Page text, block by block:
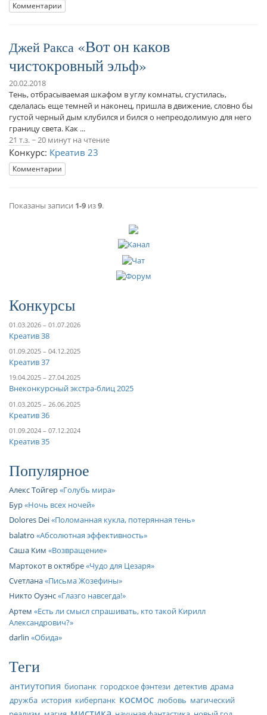
Комментарии
Джей Ракса
Вот он каков
чистокровный эльф
20.02.2018
Тень, отбрасываемая шкафом в углу комнаты, сгустилась,
сделалась еще темней и наконец, пришла в движение, словно бы
густой черный дым клубился и бился о непреодолимую для него
границу света. Как ...
21 т.з.~ 20 минут на чтение
Конкурс: Креатив 23
Комментарии
Показаны записи 1-9 из9.
Конкурсы
01.03.2026 – 01.07.2026
Креатив 38
01.09.2025 – 04.12.2025
Креатив 37
19.04.2025 – 27.04.2025
Внеконкурсный экстра-блиц 2025
01.03.2025 – 26.06.2025
Креатив 36
01.09.2024 – 07.12.2024
Креатив 35
Популярное
Алекс Тойгер Голубь мира
Бур Ночь всех ночей
Dolores Dei Поломанная кукла, потерянная тень
balatro Абсолютная эффективность
Саша Ким
Возвращение
Мартокот в октябре Чудо для Цезаря
Cveтлана Письма Жозефины
Никто Оуэнс Глазго навсегда!
Артем
Есть ли смысл спрашивать, кто такой Кирилл
Александрович?
darlin Обида
Теги
антиутопия биопанк городское фэнтези детектив драма
дружба история киберпанк космос любовь магический